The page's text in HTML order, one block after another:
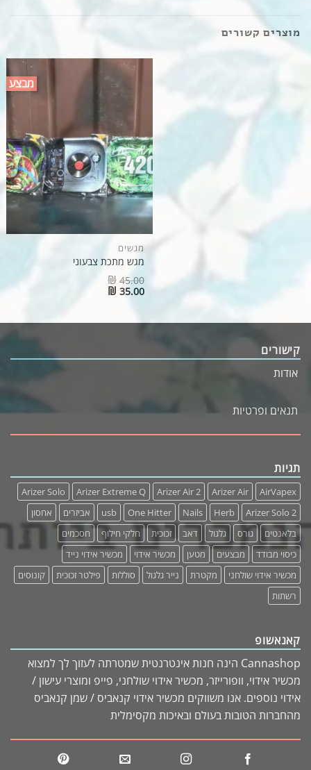
מוצרים קשורים
מבצע
מגשים
מגש מתכת צבעוני
₪ 45.00
₪ 35.00
קאנאשופ
Cannashop הינה חנות אינטרנטית שמטרתה לעזוך לך למצוא
מכשיר אידוי, וופורייזר, מכשיר אידוי שולחני, פייפ ומוצרי עישון /
אידוי נוספים. אנו משווקים מכשיר אידוי קנאביס / שמן קנאביס
מהחברות הטובות בעולם ובאיכות מקסימלית
תגיות
AirVapex
Arizer Air
Arizer Air 2
Arizer Extreme Q
Arizer Solo
Arizer Solo 2
Herb
Nails
One Hitter
usb אביזרים
אחסון
בלאנטים
גורס גלגול דאב זכוכית חלקי חילוף
חסכמים
כיסוי מבודד
מבצעים מטען מכשיר אידוי
מכשיר אידוי נייד
מכשיר אידוי שולחני
מקטרת נייר גלגול סוללות פילטר זכוכית
קונוסים
רשתות
קישורים
אודות
תנאים ופרטיות